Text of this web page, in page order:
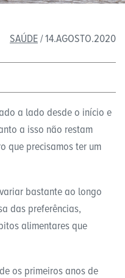
SAÚDE/ 14.AGOSTO.2020
a lado desde o início e
a isso não restam
que precisamos ter um
bastante ao longo
das preferências,
alimentares que
os primeiros anos de